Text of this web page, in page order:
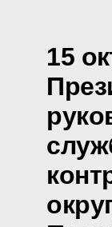
15